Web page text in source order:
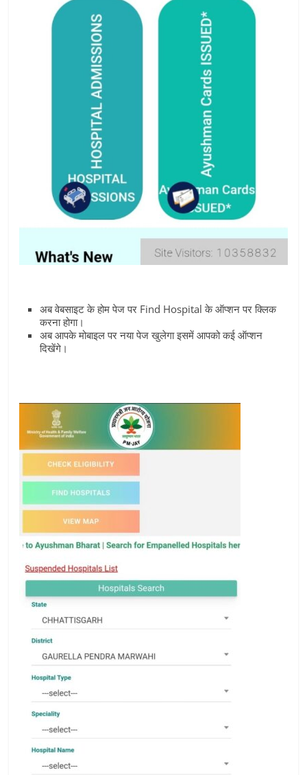
अब वेबसाइट के होम पेज पर Find Hospital के ऑप्‍शन पर क्लिक
करना होगा।
अब आपके मोबाइल पर नया पेज खुलेगा इसमें आपको कई ऑप्‍शन
दिखेंगे।